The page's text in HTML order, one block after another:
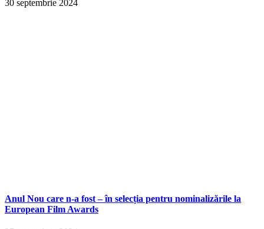
30 septembrie 2024
Anul Nou care n-a fost – în selecția pentru nominalizările la
European Film Awards